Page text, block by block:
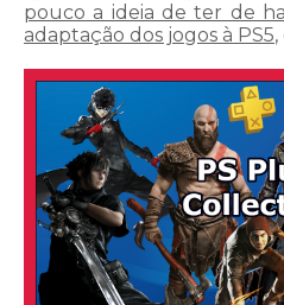
pouco a ideia de ter de
adaptação dos jogos à PS5